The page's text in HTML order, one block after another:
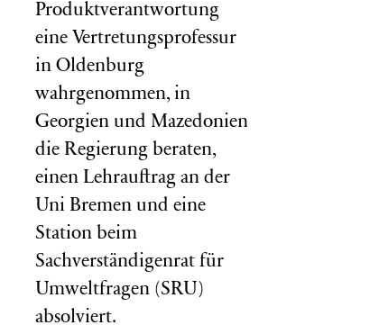
Produktverantwortung
eine Vertretungsprofessur
in Oldenburg
wahrgenommen, in
Georgien und Mazedonien
die Regierung beraten,
einen Lehrauftrag an der
Uni Bremen und eine
Station beim
Sachverständigenrat für
Umweltfragen (SRU )
absolviert.